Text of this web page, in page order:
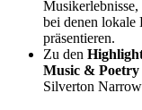
Musikerlebnisse,
bei denen
präsentieren.
Zu den
Music &
Silverton